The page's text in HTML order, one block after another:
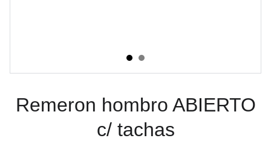
Remeron hombro ABIERTO
c/ tachas